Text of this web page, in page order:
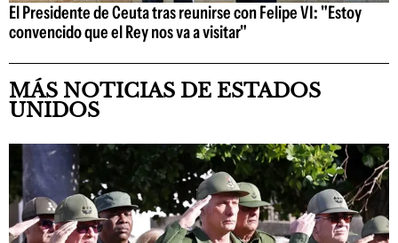
El Presidente de Ceuta tras reunirse con Felipe VI: "Estoy
convencido que el Rey nos va a visitar"
MÁS NOTICIAS DE ESTADOS
UNIDOS